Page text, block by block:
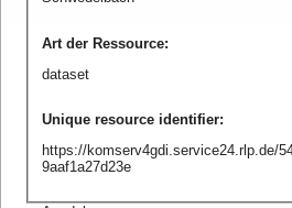
Art der Ressource:
dataset
Unique resource identifier:
https://komserv4gdi.service24.rlp.de/
9aaf1a27d23e